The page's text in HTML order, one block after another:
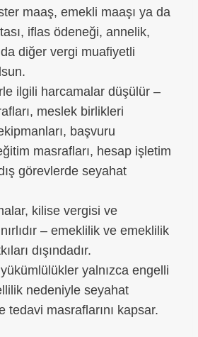
maaş, emekli maaşı ya da
iflas ödeneği, annelik,
diğer vergi muafiyetli
ilgili harcamalar düşülür –
meslek birlikleri
başvuru
masrafları, hesap işletim
görevlerde seyahat
kilise vergisi ve
– emeklilik ve emeklilik
dışındadır.
yalnızca engelli
nedeniyle seyahat
tedavi masraflarını kapsar.